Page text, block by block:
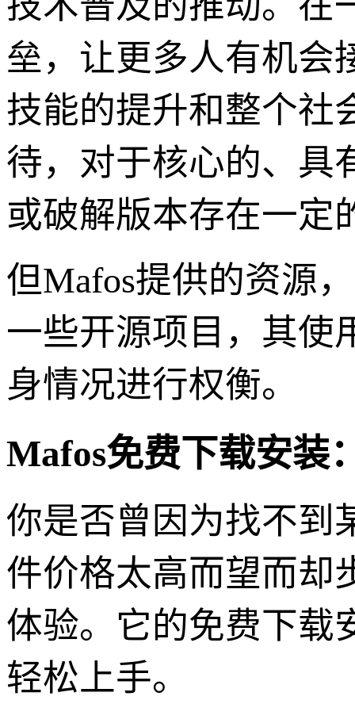
垒，让更多人有机会
技能的提升和整个社
待，对于核心的、具
或破解版本存在一定
但Mafos提供的资源
一些开源项目，其使
身情况进行权衡。
Mafos免费下载安装
你是否曾因为找不到
件价格太高而望而却
体验。它的免费下载
轻松上手。